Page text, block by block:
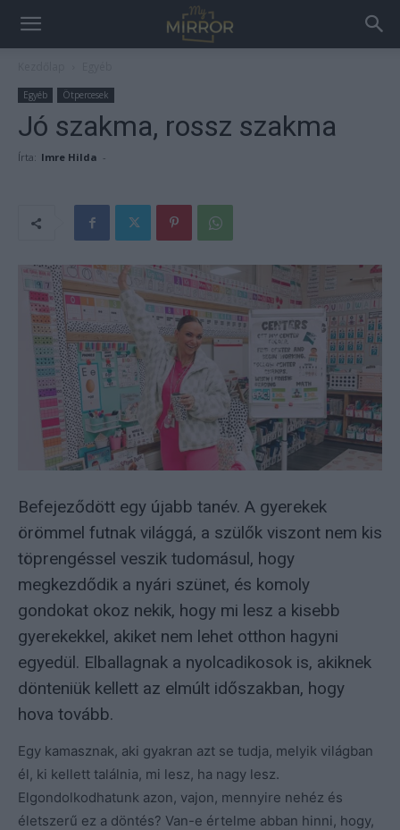
Egyéb Ötpercesek
Jó szakma, rossz szakma
Írta: Imre Hilda -
Befejeződött egy újabb tanév. A gyerekek
örömmel futnak világgá, a szülők viszont nem kis
töprengéssel veszik tudomásul, hogy
megkezdődik a nyári szünet, és komoly
gondokat okoz nekik, hogy mi lesz a kisebb
gyerekekkel, akiket nem lehet otthon hagyni
egyedül. Elballagnak a nyolcadikosok is, akiknek
dönteniük kellett az elmúlt időszakban, hogy
hova tovább.
Egy kamasznak, aki gyakran azt se tudja, melyik világban
él, ki kellett találnia, mi lesz, ha nagy lesz.
Elgondolkodhatunk azon, vajon, mennyire nehéz és
életszerű ez a döntés? Van-e értelme abban hinni, hogy,